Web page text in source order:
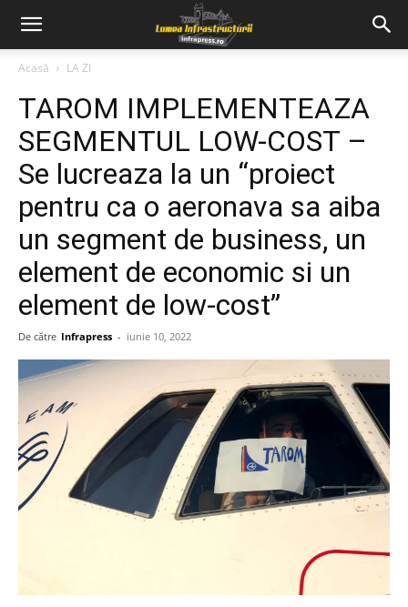
Acasă LA ZI
TAROM IMPLEMENTEAZA
SEGMENTUL LOW-COST –
Se lucreaza la un “proiect
pentru ca o aeronava sa aiba
un segment de business, un
element de economic si un
element de low-cost”
De către Infrapress - iunie 10, 2022